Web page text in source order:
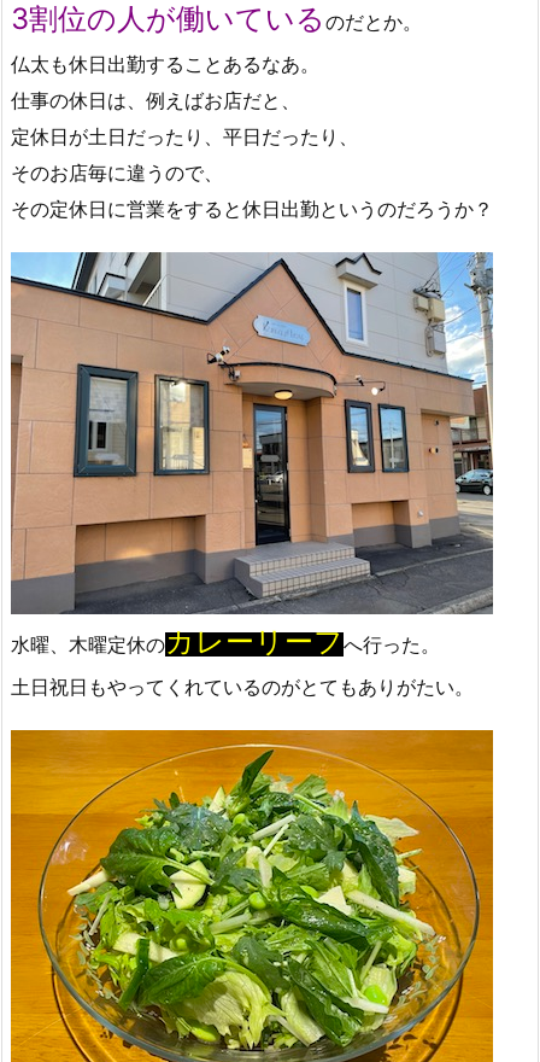
3割位の人が働いている のだとか。
仏太も休日出勤することあるなあ。
仕事の休日は、例えばお店だと、
定休日が土日だったり、平日だったり、
そのお店毎に違うので、
その定休日に営業をすると休日出勤というのだろうか？
水曜、木曜定休のカレーリーフへ行った。
土日祝日もやってくれているのがとてもありがたい。